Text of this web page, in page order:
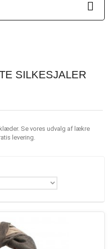
SILKESJALER
Se vores udvalg af lækre
levering.